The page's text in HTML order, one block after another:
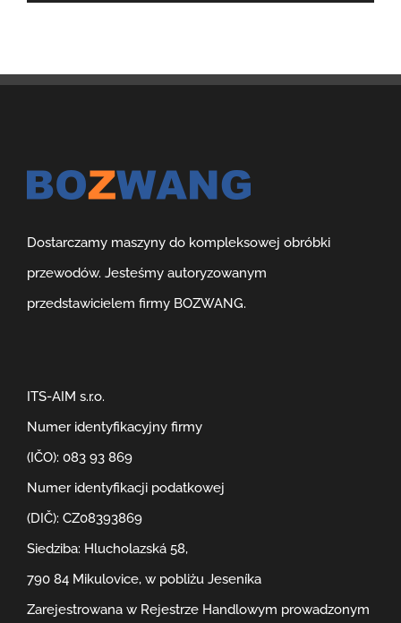
Dostarczamy maszyny do kompleksowej obróbki
przewodów. Jesteśmy autoryzowanym
przedstawicielem firmy BOZWANG.
ITS-AIM s.r.o.
Numer identyfikacyjny firmy
(IČO): 083 93 869
Numer identyfikacji podatkowej
(DIČ): CZ08393869
Siedziba: Hlucholazská 58,
790 84 Mikulovice, w pobliżu Jeseníka
Zarejestrowana w Rejestrze Handlowym prowadzonym